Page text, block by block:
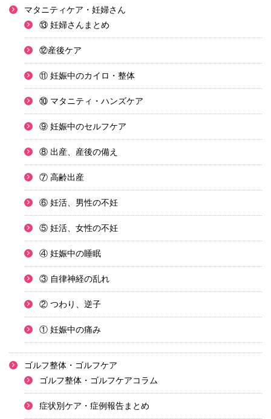
マタニティケア・妊婦さん
⑬ 妊婦さんまとめ
⑫産後ケア
⑪ 妊娠中のカイロ・整体
⑩ マタニティ・ハンズケア
⑨ 妊娠中のセルフケア
⑧ 出産、産後の備え
⑦ 高齢出産
⑥ 妊活、男性の不妊
⑤ 妊活、女性の不妊
④ 妊娠中の睡眠
③ 自律神経の乱れ
② つわり、逆子
① 妊娠中の痛み
ゴルフ整体・ゴルフケア
ゴルフ整体・ゴルフケアコラム
症状別ケア・症例報告まとめ